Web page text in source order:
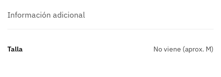
Información adicional
Talla No viene (aprox. M)